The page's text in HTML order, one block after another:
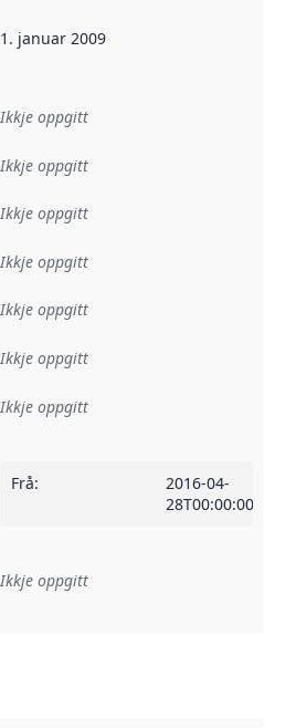
datoen seier når dataa i dette
1. januar 2009
Ikkje oppgitt
Ikkje oppgitt
Ikkje oppgitt
Ikkje oppgitt
Ikkje oppgitt
Ikkje oppgitt
Ikkje oppgitt
Frå:
2016-04-
28T00:00:00Z
til ei implementeringsregel eller
Ikkje oppgitt